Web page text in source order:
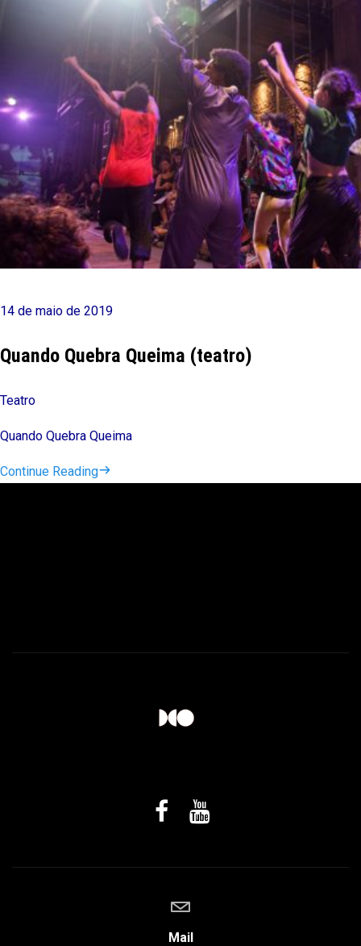
14 de maio de 2019
Quando Quebra Queima (teatro)
Teatro
Quando Quebra Queima
Continue Reading
Mail